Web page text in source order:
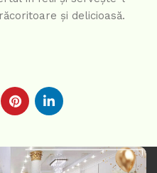
și delicioasă.